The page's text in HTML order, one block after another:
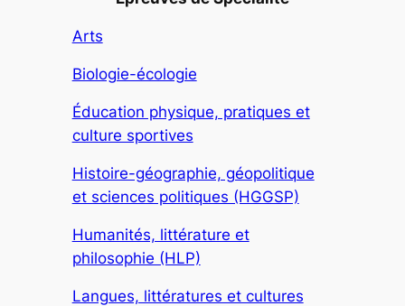
Arts
Biologie-écologie
Éducation physique, pratiques et
culture sportives
Histoire-géographie, géopolitique
et sciences politiques (HGGSP)
Humanités, littérature et
philosophie (HLP)
Langues, littératures et cultures